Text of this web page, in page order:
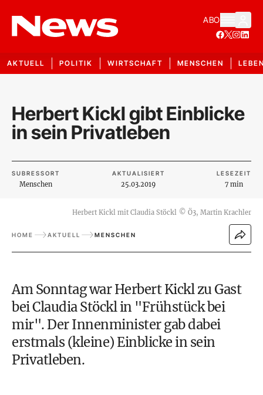
ABO
AKTUELL POLITIK WIRTSCHAFT MENSCHEN
Herbert Kickl gibt Einblicke
in sein Privatleben
SUBRESSORT
Menschen
AKTUALISIERT
25.03.2019
LESEZEIT
7 min
Herbert Kickl mit Claudia Stöckl © Ö3, Martin Krachler
HOME AKTUELL MENSCHEN
Am Sonntag warHerbert Kicklzu Gast
beiClaudia Stöcklin "Frühstück bei
mir". DerInnenministergab dabei
erstmals (kleine) Einblicke in sein
Privatleben.